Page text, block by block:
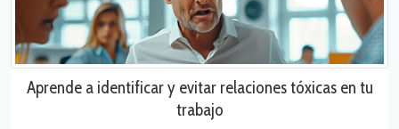
Aprende a identificar y evitar relaciones tóxicas en tu
trabajo